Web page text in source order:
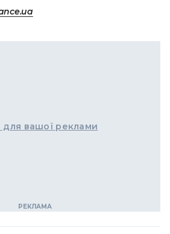
для вашої реклами